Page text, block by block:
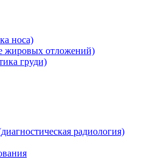
носа)
жировых отложений)
груди)
радиология)